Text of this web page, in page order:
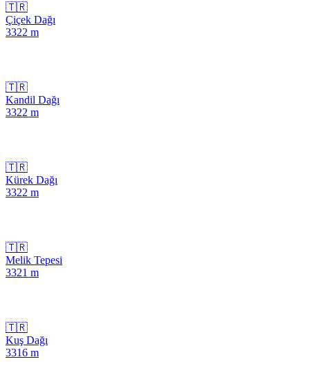
🇹🇷
Çiçek Dağı
3322 m
🇹🇷
Kandil Dağı
3322 m
🇹🇷
Kürek Dağı
3322 m
🇹🇷
Melik Tepesi
3321 m
🇹🇷
Kuş Dağı
3316 m